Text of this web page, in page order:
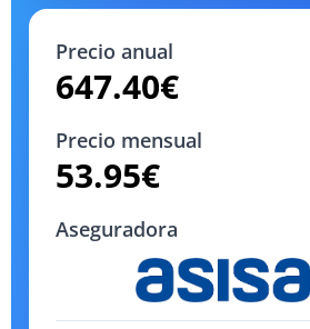
Precio anual
647.40€
Precio mensual
53.95€
Aseguradora